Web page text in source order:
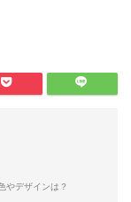
やデザインは？